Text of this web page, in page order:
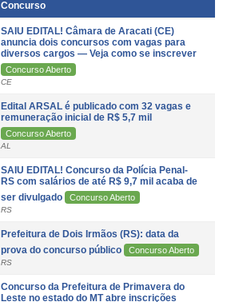
Concurso
SAIU EDITAL! Câmara de Aracati (CE)
anuncia dois concursos com vagas para
diversos cargos — Veja como se inscrever
Concurso Aberto
CE
Edital ARSAL é publicado com 32 vagas e
remuneração inicial de R$ 5,7 mil
Concurso Aberto
AL
SAIU EDITAL! Concurso da Polícia Penal-
RS com salários de até R$ 9,7 mil acaba de
ser divulgado
Concurso Aberto
RS
Prefeitura de Dois Irmãos (RS): data da
prova do concurso público
Concurso Aberto
RS
Concurso da Prefeitura de Primavera do
Leste no estado do MT abre inscrições